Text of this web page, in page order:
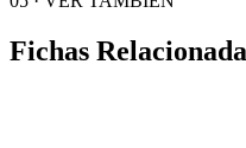
Fichas